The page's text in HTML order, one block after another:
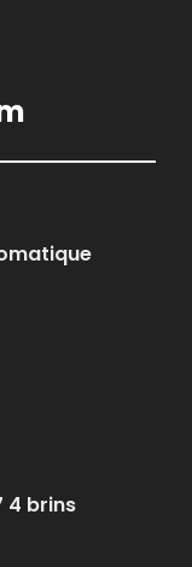
4 brins